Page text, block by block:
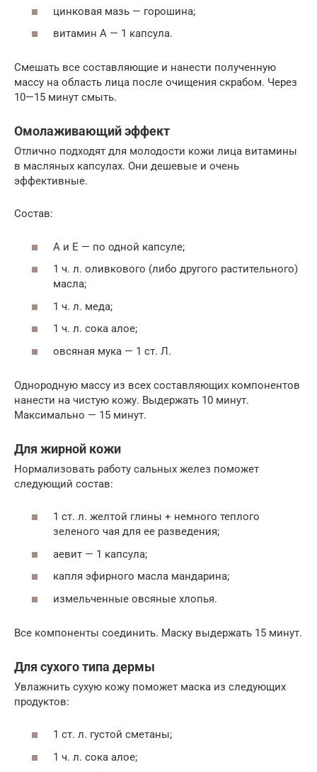
цинковая мазь — горошина;
витамин А — 1 капсула.
Смешать все составляющие и нанести полученную
массу на область лица после очищения скрабом. Через
10—15 минут смыть.
Омолаживающий эффект
Отлично подходят для молодости кожи лица витамины
в масляных капсулах. Они дешевые и очень
эффективные.
Состав:
А и Е — по одной капсуле;
1 ч. л. оливкового (либо другого растительного)
масла;
1 ч. л. меда;
1 ч. л. сока алое;
овсяная мука — 1 ст. Л.
Однородную массу из всех составляющих компонентов
нанести на чистую кожу. Выдержать 10 минут.
Максимально — 15 минут.
Для жирной кожи
Нормализовать работу сальных желез поможет
следующий состав:
1 ст. л. желтой глины + немного теплого
зеленого чая для ее разведения;
аевит — 1 капсула;
капля эфирного масла мандарина;
измельченные овсяные хлопья.
Все компоненты соединить. Маску выдержать 15 минут.
Для сухого типа дермы
Увлажнить сухую кожу поможет маска из следующих
продуктов:
1 ст. л. густой сметаны;
1 ч. л. сока алое;